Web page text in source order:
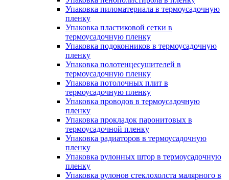
Упаковка пиломатериала в термоусадочную
пленку
Упаковка пластиковой сетки в
термоусадочную пленку
Упаковка подоконников в термоусадочную
пленку
Упаковка полотенцесушителей в
термоусадочную пленку
Упаковка потолочных плит в
термоусадочную пленку
Упаковка проводов в термоусадочную
пленку
Упаковка прокладок паронитовых в
термоусадочной пленку
Упаковка радиаторов в термоусадочную
пленку
Упаковка рулонных штор в термоусадочную
пленку
Упаковка рулонов стеклохолста малярного в